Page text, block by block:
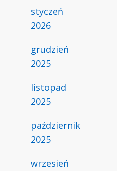
styczeń
2026
grudzień
2025
listopad
2025
październik
2025
wrzesień